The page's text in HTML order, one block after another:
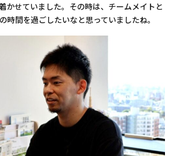
かせていました。その時は、チームメイトと
時間を過ごしたいなと思っていましたね。